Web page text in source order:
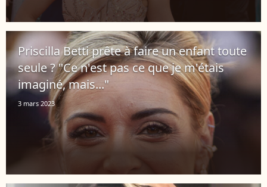
Priscilla Betti prête à faire un enfant toute
seule ? "Ce n'est pas ce que je m'étais
imaginé, mais..."
3 mars 2023